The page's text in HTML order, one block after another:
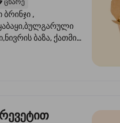
ცხარე
,
ბაზა, ქათმის
ხახვი,სეზამის